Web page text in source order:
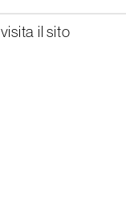
visita il sito